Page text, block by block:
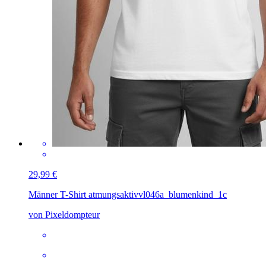
29,99 €
Männer T-Shirt atmungsaktivvl046a_blumenkind_1c
von Pixeldompteur